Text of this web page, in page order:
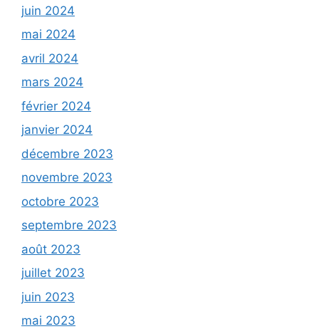
juin 2024
mai 2024
avril 2024
mars 2024
février 2024
janvier 2024
décembre 2023
novembre 2023
octobre 2023
septembre 2023
août 2023
juillet 2023
juin 2023
mai 2023